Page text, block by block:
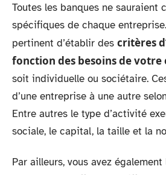
Toutes les banques ne sauraient
spécifiques de chaque
pertinent d’établir des critères
fonction des besoins de
soit individuelle ou sociétaire.
d’une entreprise à une autre
Entre autres le type d’activité
sociale, le capital, la taille et la
Par ailleurs, vous avez